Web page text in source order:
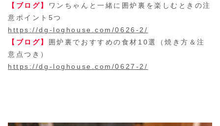
【ブログ】
ワンちゃんと一緒に囲炉裏を楽しむときの注
意ポイント5つ
https://dg-loghouse.com/0626-2/
【ブログ】
囲炉裏でおすすめの食材10選（焼き方＆注
意点つき）
https://dg-loghouse.com/0627-2/